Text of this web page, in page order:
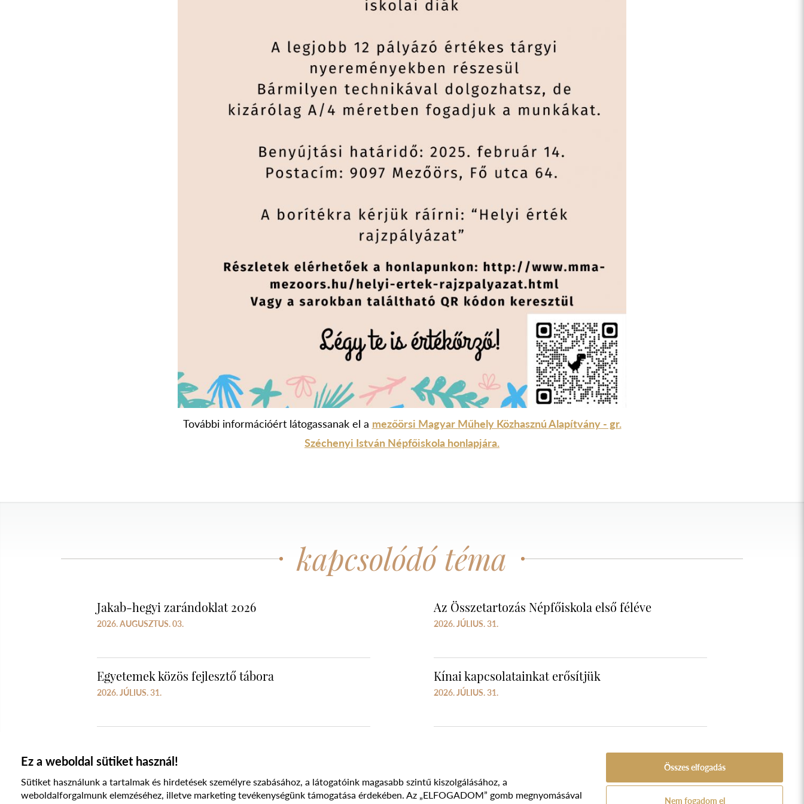
További információért látogassanak el a mezőörsi Magyar Műhely Közhasznú Alapítvány - gr.
Széchenyi István Népfőiskola honlapjára.
kapcsolódó téma
Jakab-hegyi zarándoklat 2026
2026. AUGUSZTUS. 03.
Az Összetartozás Népfőiskola első féléve
2026. JÚLIUS. 31.
Egyetemek közös fejlesztő tábora
2026. JÚLIUS. 31.
Kínai kapcsolatainkat erősítjük
2026. JÚLIUS. 31.
A Népfőiskola Alapítvány támogatója:
Ez a weboldal sütiket használ!
Sütiket használunk a tartalmak és hirdetések személyre szabásához, a látogatóink magasabb szintű kiszolgálásához, a
weboldalforgalmunk elemzéséhez, illetve marketing tevékenységünk támogatása érdekében. Az „ELFOGADOM” gomb megnyomásával
Összes elfogadás
Nem fogadom el